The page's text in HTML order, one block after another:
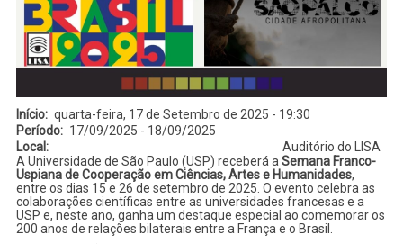
Início
quarta-feira, 17 de Setembro de 2025 - 19:30
Período
17/09/2025 - 18/09/2025
Local
Auditório do LISA
A Universidade de São Paulo (USP) receberá a Semana Franco-
Uspiana de Cooperação em Ciências, Artes e Humanidades,
entre os dias 15 e 26 de setembro de 2025. O evento celebra as
colaborações científicas entre as universidades francesas e a
USP e, neste ano, ganha um destaque especial ao comemorar os
200 anos de relações bilaterais entre a França e o Brasil.